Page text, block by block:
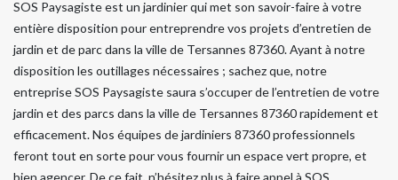
SOS Paysagiste est un jardinier qui met son savoir-faire à votre
entière disposition pour entreprendre vos projets d’entretien de
jardin et de parc dans la ville de Tersannes 87360. Ayant à notre
disposition les outillages nécessaires ; sachez que, notre
entreprise SOS Paysagiste saura s’occuper de l’entretien de votre
jardin et des parcs dans la ville de Tersannes 87360 rapidement et
efficacement. Nos équipes de jardiniers 87360 professionnels
feront tout en sorte pour vous fournir un espace vert propre, et
bien agencer. De ce fait, n’hésitez plus à faire appel à SOS